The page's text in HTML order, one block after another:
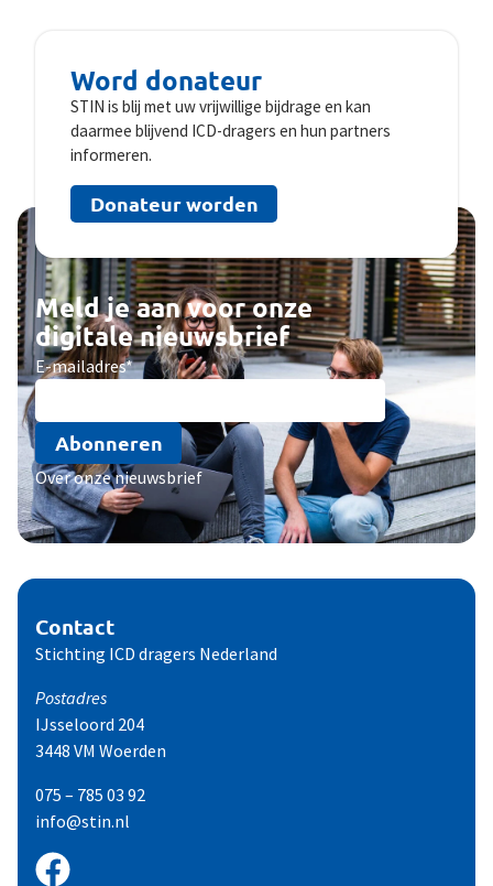
Meld je aan voor onze
digitale nieuwsbrief
E-mailadres*
Abonneren
Over onze nieuwsbrief
Word donateur
STIN is blij met uw vrijwillige bijdrage en kan
daarmee blijvend ICD-dragers en hun partners
informeren.
Donateur worden
Contact
Stichting ICD dragers Nederland
Postadres
IJsseloord 204
3448 VM Woerden
075 – 785 03 92
info@stin.nl